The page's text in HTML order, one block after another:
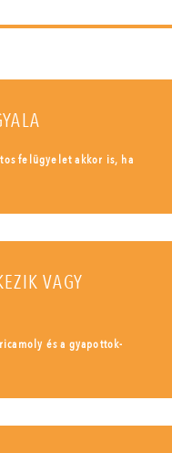
felügyelet akkor is, ha
VAGY
és a gyapottok-